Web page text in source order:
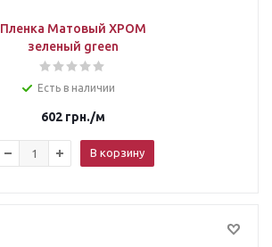
Пленка Матовый ХРОМ
зеленый green
Есть в наличии
602грн./м
В корзину